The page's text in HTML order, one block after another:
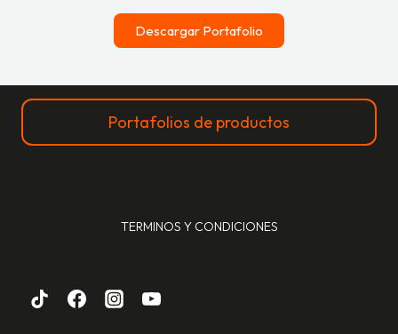
Descargar Portafolio
Portafolios de productos
TERMINOS Y CONDICIONES